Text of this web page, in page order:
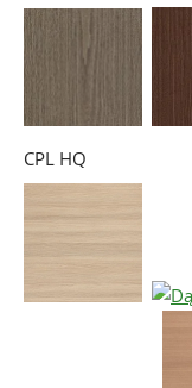
CPL HQ